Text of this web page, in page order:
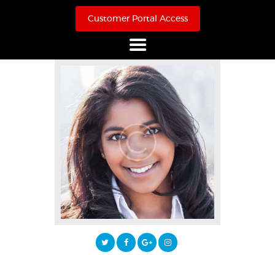
Customer Portal Access
About Us
Products
Online Store
Case Studies
Contact